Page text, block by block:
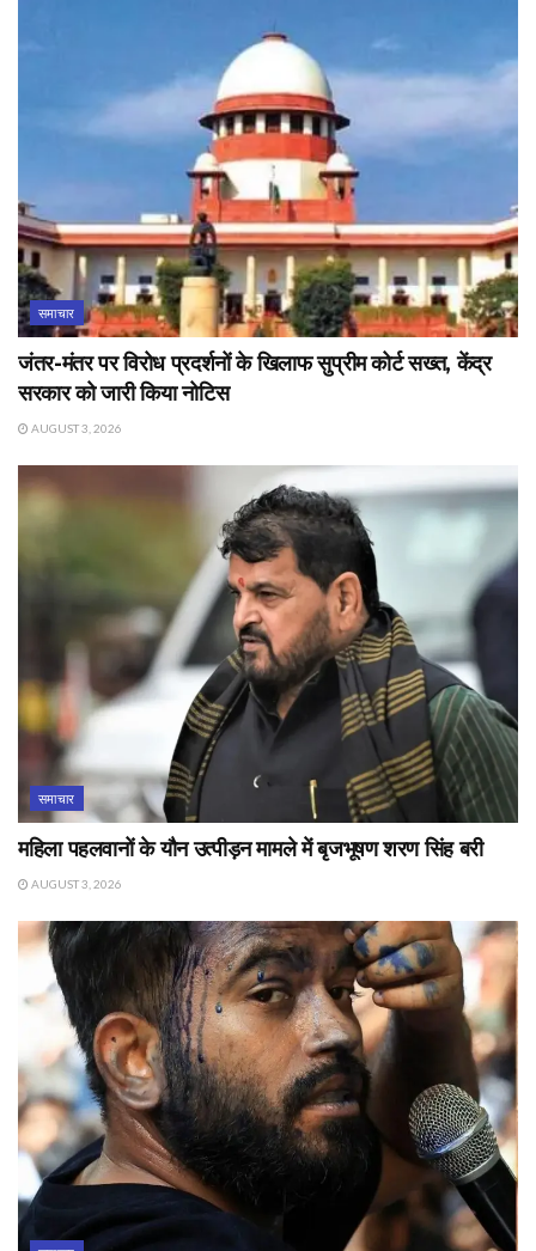
समाचार
जंतर-मंतर पर विरोध प्रदर्शनों के खिलाफ सुप्रीम कोर्ट सख्त, केंद्र
सरकार को जारी किया नोटिस
AUGUST 3, 2026
समाचार
महिला पहलवानों के यौन उत्पीड़न मामले में बृजभूषण शरण सिंह बरी
AUGUST 3, 2026